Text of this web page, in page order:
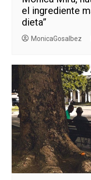
el ingrediente
dieta”
MonicaGosalbez